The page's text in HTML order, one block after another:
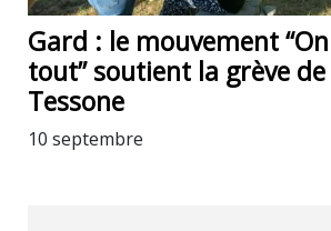
Gard : le mouvement
tout” soutient la grève de
Tessone
10 septembre